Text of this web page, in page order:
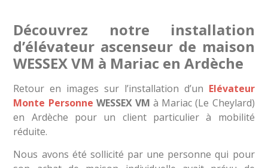
Découvrez notre installation
d’élévateur ascenseur de maison
WESSEX VM à Mariac en Ardèche
Retour en images sur l’installation d’un Elévateur
Monte Personne WESSEX VM à Mariac (Le Cheylard)
en Ardèche pour un client particulier à mobilité
réduite.
Nous avons été sollicité par une personne qui pour